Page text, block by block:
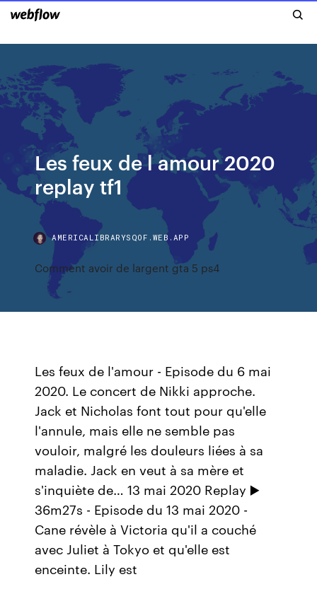
Les feux de l amour 2020
replay tf1
AMERICALIBRARYSQOF.WEB.APP
Comment avoir de largent gta 5 ps4
Les feux de l'amour - Episode du 6 mai
2020. Le concert de Nikki approche.
Jack et Nicholas font tout pour qu'elle
l'annule, mais elle ne semble pas
vouloir, malgré les douleurs liées à sa
maladie. Jack en veut à sa mère et
s'inquiète de… 13 mai 2020 Replay ▶️
36m27s - Episode du 13 mai 2020 -
Cane révèle à Victoria qu'il a couché
avec Juliet à Tokyo et qu'elle est
enceinte. Lily est